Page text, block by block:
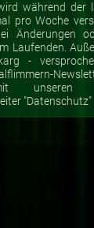
während der
pro Woche
Änderungen
Laufenden.
-
unseren
"Datenschutz"